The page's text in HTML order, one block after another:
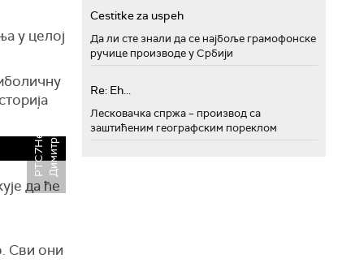
у целој
Р
Т
С
7
Н
е
м
а
њ
а
Д
и
м
и
т
р
и
ј
е
в
ић
да ће
Сви они
Cestitke za uspeh
Да ли сте знали да се најбоље грамофонске
ручице производе у Србији
Re: Eh...
Лесковачка спржа – производ са
заштићеним географским пореклом